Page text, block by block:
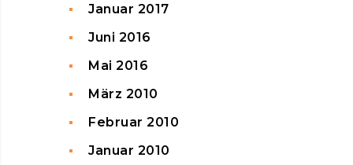
Januar 2017
Juni 2016
Mai 2016
März 2010
Februar 2010
Januar 2010